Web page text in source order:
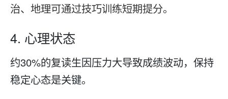
治、地理可通过技巧训练短期提分。
4. 心理状态
约30%的复读生因压力大导致成绩波动，保持
稳定心态是关键。